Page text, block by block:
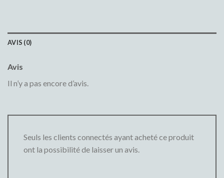
AVIS (0)
Avis
Il n’y a pas encore d’avis.
Seuls les clients connectés ayant acheté ce produit
ont la possibilité de laisser un avis.